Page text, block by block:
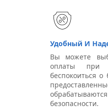
Удобный И
Вы можете
оплаты при
беспокоиться
безопасности.